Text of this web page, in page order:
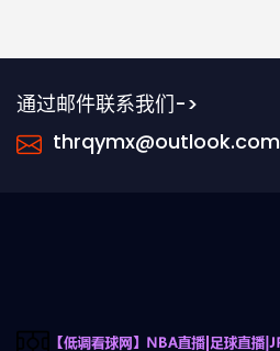
通过邮件联系我们->
thrqymx@outlook.com